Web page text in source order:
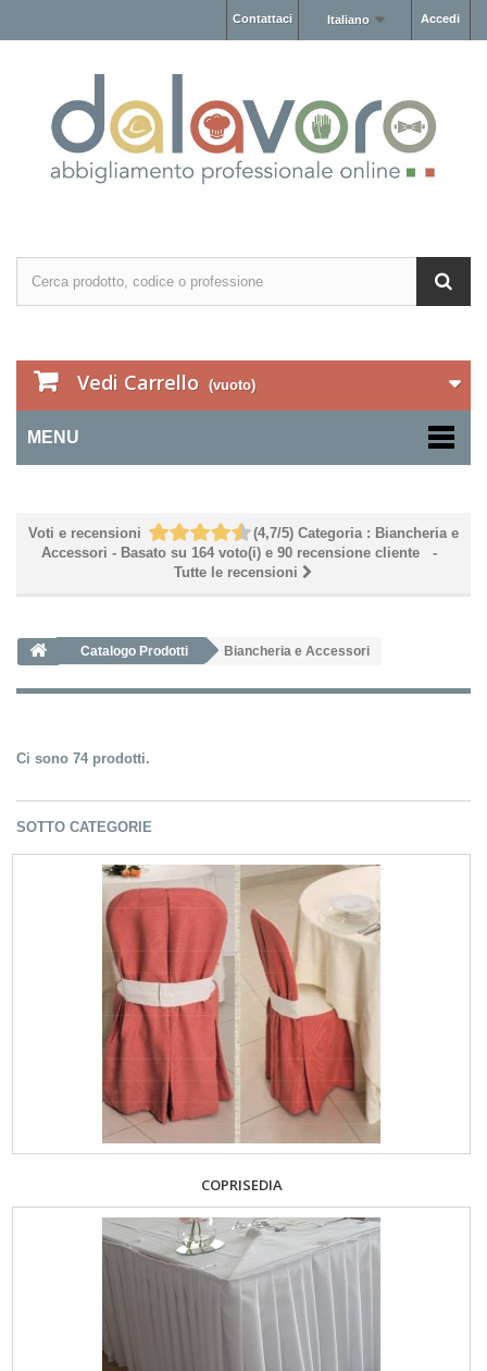
Accedi
Italiano
Contattaci
Vedi Carrello (vuoto)
MENU
Voti e recensioni (4,7/5) Categoria : Biancheria e
Accessori - Basato su 164 voto(i) e 90 recensione cliente
-
Tutte le recensioni
Catalogo Prodotti Biancheria e Accessori
Ci sono 74 prodotti.
SOTTO CATEGORIE
COPRISEDIA